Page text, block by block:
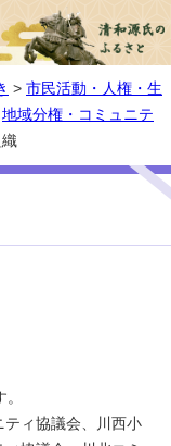
> 市民活動・人権・生
地域分権・コミュニテ
ティ協議会、川西小